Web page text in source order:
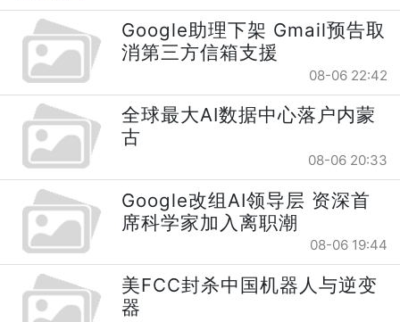
Google助理下架 Gmail预告取
消第三方信箱支援
08-06 22:42
全球最大AI数据中心落户内蒙
古
08-06 20:33
Google改组AI领导层 资深首
席科学家加入离职潮
08-06 19:44
美FCC封杀中国机器人与逆变
器